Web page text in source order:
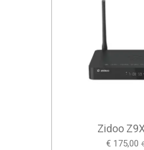
Zidoo
€ 175,00